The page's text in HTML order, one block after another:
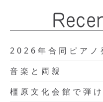
2026年合同ピアノ
音楽と両親
橿原文化会館で弾け